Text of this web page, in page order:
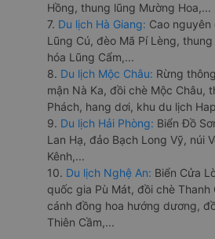
Hồng, thung lũng Mường Hoa,...
7. Du lịch Hà Giang: Cao
Lũng Cú, đèo Mã Pí Lèng,
hóa Lũng Cẩm,...
8. Du lịch Mộc Châu: Rừng
mận Nà Ka, đồi chè Mộc Châu,
Phách, hang dơi, khu du lịch
9. Du lịch Hải Phòng: Biển Đồ
Lan Hạ, đảo Bạch Long Vỹ, núi
Kênh,...
10. Du lịch Nghệ An: Biển Cửa
quốc gia Pù Mát, đồi chè
cánh đồng hoa hướng dương,
Thiên Cầm,...